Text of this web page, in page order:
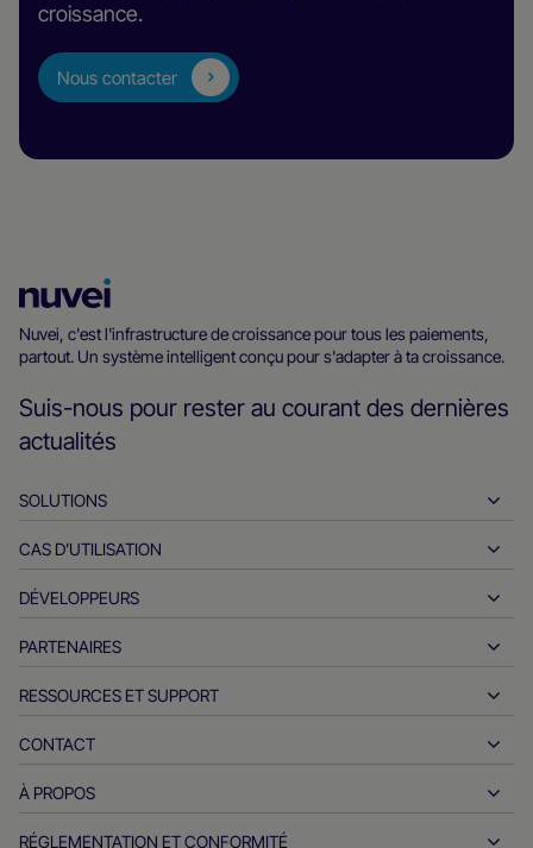
croissance.
Nous contacter
d’accueil
Nuvei
Nuvei, c'est l'infrastructure de croissance pour tous les paiements,
partout. Un système intelligent conçu pour s'adapter à ta croissance.
Suis-nous pour rester au courant des dernières
actualités
SOLUTIONS
Encaissements
Décaissements
Paiements en temps réel
Délivrance
Modes de paiement
APM
CAS D’UTILISATION
L'hospitalité
Automobile
Services financiers
Paiements du gouvernement
DÉVELOPPEURS
Outils pour les développeurs
Documents de référence API
PARTENAIRES
Devenez partenaire
Produits et solutions des partenaires
Partenaires technologiques
RESSOURCES ET SUPPORT
Assistance client
Ressources pour les négociants
Rapports sectoriels
CONTACT
Questions sur les ventes des commerçants
Bureau du PDG
À PROPOS
Qui sommes-nous?
RÉGLEMENTATION ET CONFORMITÉ